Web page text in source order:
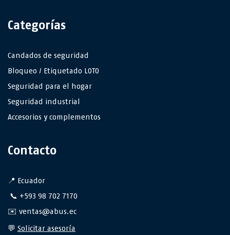
Categorías
Candados de seguridad
Bloqueo / Etiquetado LOTO
Seguridad para el hogar
Seguridad industrial
Accesorios y complementos
Contacto
📍 Ecuador
📞 +593 98 702 7170
✉️ ventas@abus.ec
💬 Solicitar asesoría